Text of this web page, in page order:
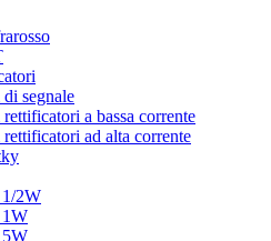
segnale
a bassa corrente
ad alta corrente
2W